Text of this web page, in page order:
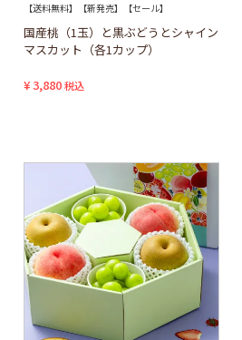
【送料無料】【新発売】【セール】
国産桃（1玉）と黒ぶどうとシャイン
マスカット（各1カップ）
¥3,880 税込